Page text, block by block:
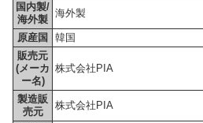
国内製/
海外製
海外製
原産国
韓国
販売元
(メーカ
ー名)
株式会社PIA
製造販
売元
株式会社PIA